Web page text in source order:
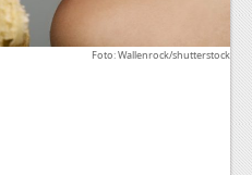
Foto: Wallenrock/shutterstock